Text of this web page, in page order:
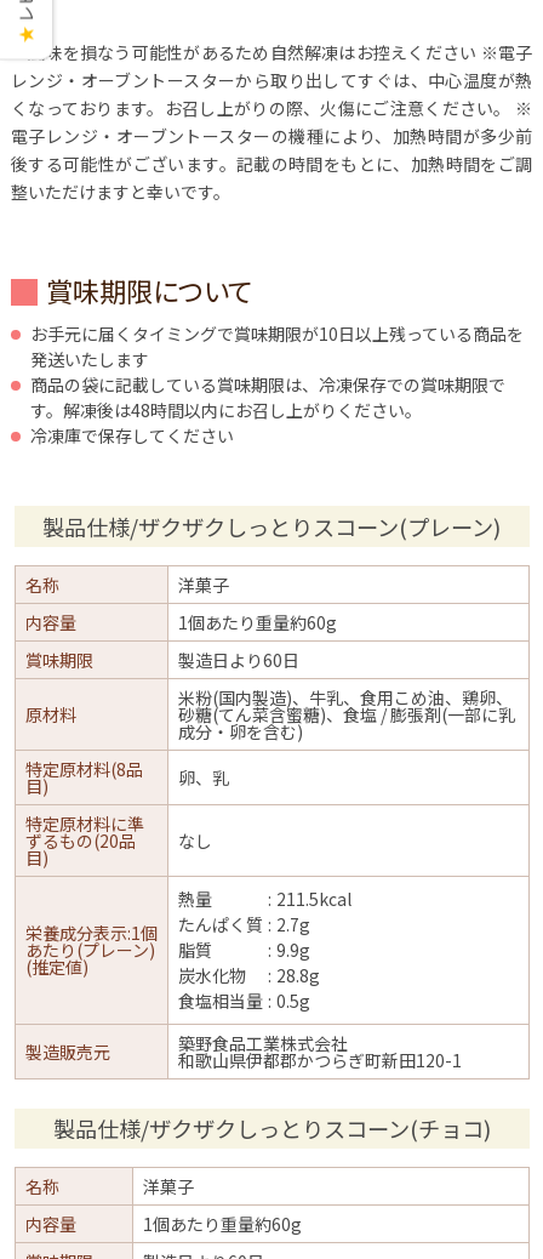
※風味を損なう可能性があるため自然解凍はお控えください ※電子
レンジ・オーブントースターから取り出してすぐは、中心温度が熱
くなっております。お召し上がりの際、火傷にご注意ください。
※
電子レンジ・オーブントースターの機種により、加熱時間が多少前
後する可能性がございます。記載の時間をもとに、加熱時間をご調
整いただけますと幸いです。
賞味期限について
お手元に届くタイミングで賞味期限が10日以上残っている商品を
発送いたします
商品の袋に記載している賞味期限は、冷凍保存での賞味期限で
す。解凍後は48時間以内にお召し上がりください。
冷凍庫で保存してください
製品仕様/ザクザクしっとりスコーン(プレーン)
名称
洋菓子
内容量
1個あたり重量約60g
賞味期限
製造日より60日
原材料
米粉(国内製造)、牛乳、食用こめ油、鶏卵、
砂糖(てん菜含蜜糖)、食塩 / 膨張剤(一部に乳
成分・卵を含む)
特定原材料(8品
目)
卵、乳
特定原材料に準
ずるもの(20品
目)
なし
栄養成分表示:1個
あたり(プレーン)
(推定値)
熱量
211.5kcal
たんぱく質
2.7g
脂質
9.9g
炭水化物
28.8g
食塩相当量 0.5g
製造販売元 築野食品工業株式会社
和歌山県伊都郡かつらぎ町新田120-1
製品仕様/ザクザクしっとりスコーン(チョコ)
名称
洋菓子
内容量
1個あたり重量約60g
★